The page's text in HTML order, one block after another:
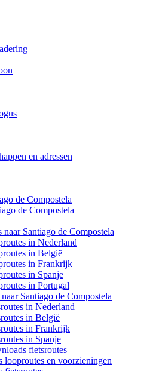
en adressen
de Compostela
de Compostela
naar Santiago de Compostela
in Nederland
in België
in Frankrijk
in Spanje
in Portugal
Santiago de Compostela
in Nederland
in België
in Frankrijk
in Spanje
fietsroutes
looproutes en voorzieningen